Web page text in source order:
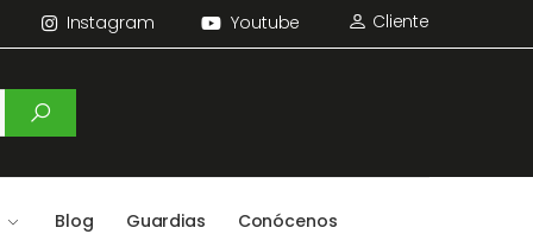
Instagram Youtube Cliente
Blog Guardias Conócenos